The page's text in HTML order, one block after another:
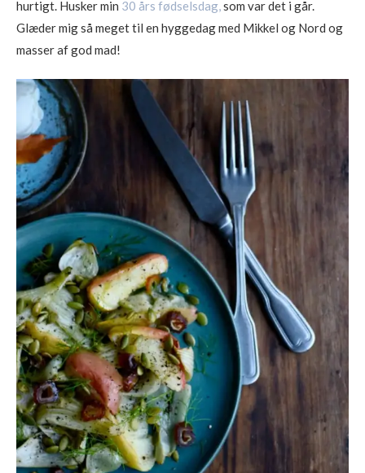
hurtigt. Husker min 30 års fødselsdag,som var det i går.
Glæder mig så meget til en hyggedag med Mikkel og Nord og
masser af god mad!